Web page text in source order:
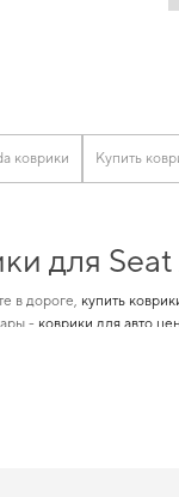
коврики Купить
для
в дороге, купить
- коврики для авто
аксессуары для машины